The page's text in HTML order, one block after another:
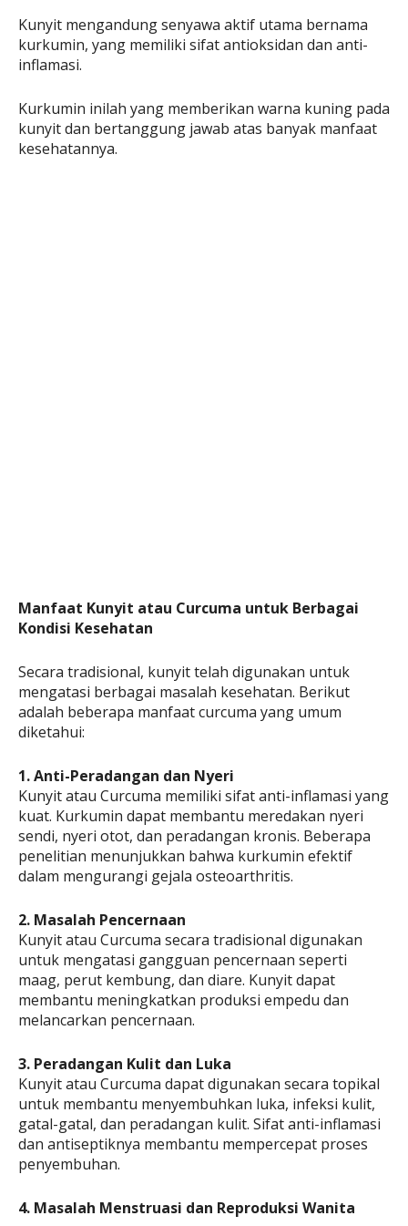
Kunyit mengandung senyawa aktif utama bernama
kurkumin, yang memiliki sifat antioksidan dan anti-
inflamasi.
Kurkumin inilah yang memberikan warna kuning pada
kunyit dan bertanggung jawab atas banyak manfaat
kesehatannya.
Manfaat Kunyit atau Curcuma untuk Berbagai
Kondisi Kesehatan
Secara tradisional, kunyit telah digunakan untuk
mengatasi berbagai masalah kesehatan. Berikut
adalah beberapa manfaat curcuma yang umum
diketahui:
1. Anti-Peradangan dan Nyeri
Kunyit atau Curcuma memiliki sifat anti-inflamasi yang
kuat. Kurkumin dapat membantu meredakan nyeri
sendi, nyeri otot, dan peradangan kronis. Beberapa
penelitian menunjukkan bahwa kurkumin efektif
dalam mengurangi gejala osteoarthritis.
2. Masalah Pencernaan
Kunyit atau Curcuma secara tradisional digunakan
untuk mengatasi gangguan pencernaan seperti
maag, perut kembung, dan diare. Kunyit dapat
membantu meningkatkan produksi empedu dan
melancarkan pencernaan.
3. Peradangan Kulit dan Luka
Kunyit atau Curcuma dapat digunakan secara topikal
untuk membantu menyembuhkan luka, infeksi kulit,
gatal-gatal, dan peradangan kulit. Sifat anti-inflamasi
dan antiseptiknya membantu mempercepat proses
penyembuhan.
4. Masalah Menstruasi dan Reproduksi Wanita